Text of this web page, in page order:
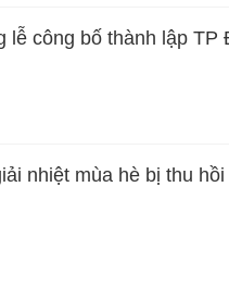
lễ công bố thành lập TP
nhiệt mùa hè bị thu